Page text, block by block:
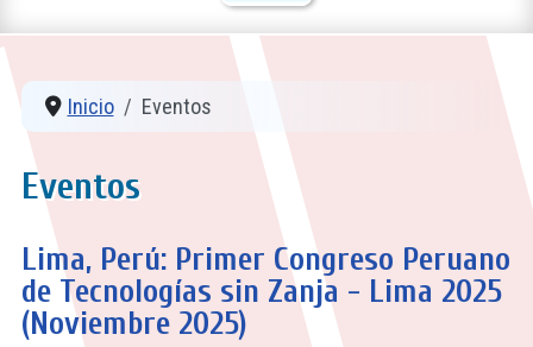
Inicio Eventos
Eventos
Lima, Perú: Primer Congreso Peruano
de Tecnologías sin Zanja - Lima 2025
(Noviembre 2025)